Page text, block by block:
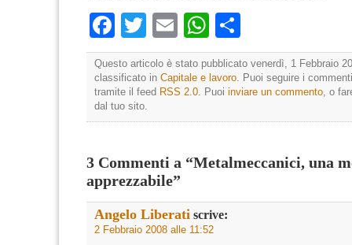
Facebook
TwitterEmailWhatsApp
Questo articolo è stato pubblicato venerdì, 1 Febbraio
classificato in Capitale e lavoro . Puoi seguire i
tramite il feed RSS 2.0 . Puoi inviare un commento , o
dal tuo sito.
3 Commenti a “Metalmeccanici, una
apprezzabile”
Angelo Liberati scrive:
2 Febbraio 2008 alle 11:52